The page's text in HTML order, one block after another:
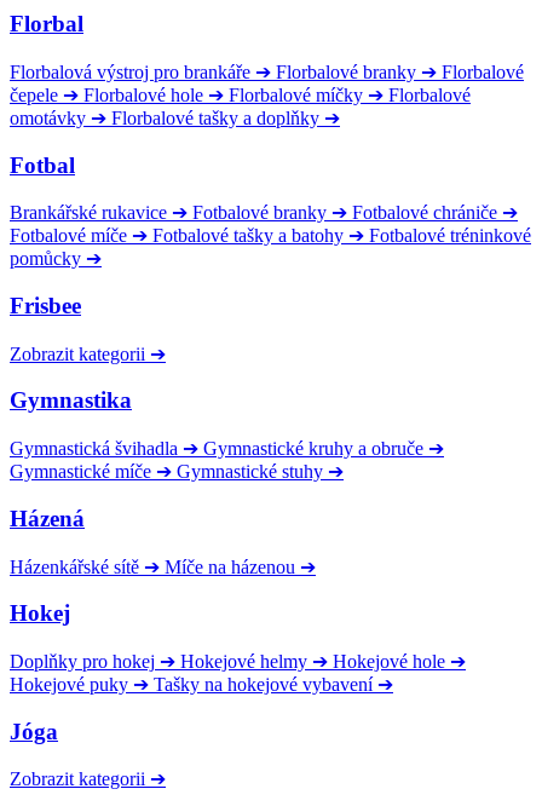
Florbal
Florbalová výstroj pro brankáře ➔ Florbalové branky ➔ Florbalové
čepele ➔ Florbalové hole ➔ Florbalové míčky ➔ Florbalové
omotávky ➔ Florbalové tašky a doplňky ➔
Fotbal
Brankářské rukavice ➔ Fotbalové branky ➔ Fotbalové chrániče ➔
Fotbalové míče ➔ Fotbalové tašky a batohy ➔ Fotbalové tréninkové
pomůcky ➔
Frisbee
Zobrazit kategorii ➔
Gymnastika
Gymnastická švihadla ➔ Gymnastické kruhy a obruče ➔
Gymnastické míče ➔ Gymnastické stuhy ➔
Házená
Házenkářské sítě ➔ Míče na házenou ➔
Hokej
Doplňky pro hokej ➔ Hokejové helmy ➔ Hokejové hole ➔
Hokejové puky ➔ Tašky na hokejové vybavení ➔
Jóga
Zobrazit kategorii ➔